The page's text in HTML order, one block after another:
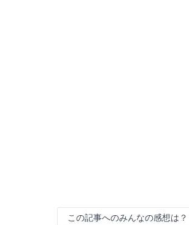
この記事へのみんなの感想は？